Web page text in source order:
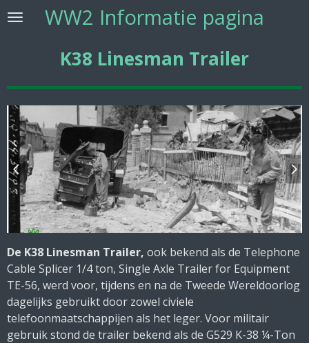
Ga
WW2 Informatie pagina
K38 Linesman Trailer
De K38 Linesman Trailer, ook bekend als de Telephone
Cable Splicer 1/4 ton, Single Axle Trailer for Equipment
TE-56, werd voor, tijdens en na de Tweede Wereldoorlog
dagelijks gebruikt door zowel civiele
telefoonmaatschappijen als het leger. Voor militair
gebruik stond de trailer bekend als de G529 K-38 ¼-Ton